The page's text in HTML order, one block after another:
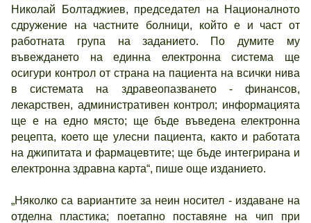
Николай Болтаджиев, председател на Националното
сдружение на частните болници, който е и част от
работната група на заданието. По думите му
въвеждането на единна електронна система ще
осигури контрол от страна на пациента на всички нива
в системата на здравеопазването - финансов,
лекарствен, административен контрол; информацията
ще е на едно място; ще бъде въведена електронна
рецепта, което ще улесни пациента, както и работата
на джипитата и фармацевтите; ще бъде интегрирана и
електронна здравна карта“, пише още изданието.
„Няколко са вариантите за неин носител - издаване на
отделна пластика; поетапно поставяне на чип при